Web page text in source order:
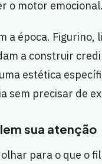
o motor emocional.
a época. Figurino,
a construir
estética
sem precisar de
sua atenção
para o que o